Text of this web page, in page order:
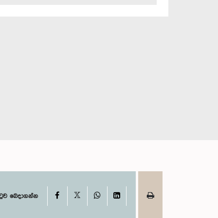
බෙදාගන්න Facebook WhatsAppLinkedIn